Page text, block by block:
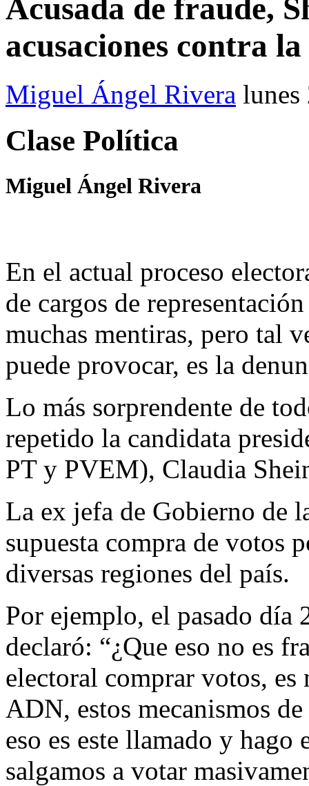
Acusada de fraude,
acusaciones contra
Miguel Ángel Rivera
Clase Política
Miguel Ángel Rivera
En el actual proceso
de cargos de
muchas mentiras, pero tal
puede provocar, es la
Lo más sorprendente de
repetido la candidata
PT y PVEM), Claudia
La ex jefa de Gobierno de
supuesta compra de votos
diversas regiones del país.
Por ejemplo, el pasado día
declaró: “¿Que eso no es
electoral comprar votos,
ADN, estos mecanismos
eso es este llamado y
salgamos a votar